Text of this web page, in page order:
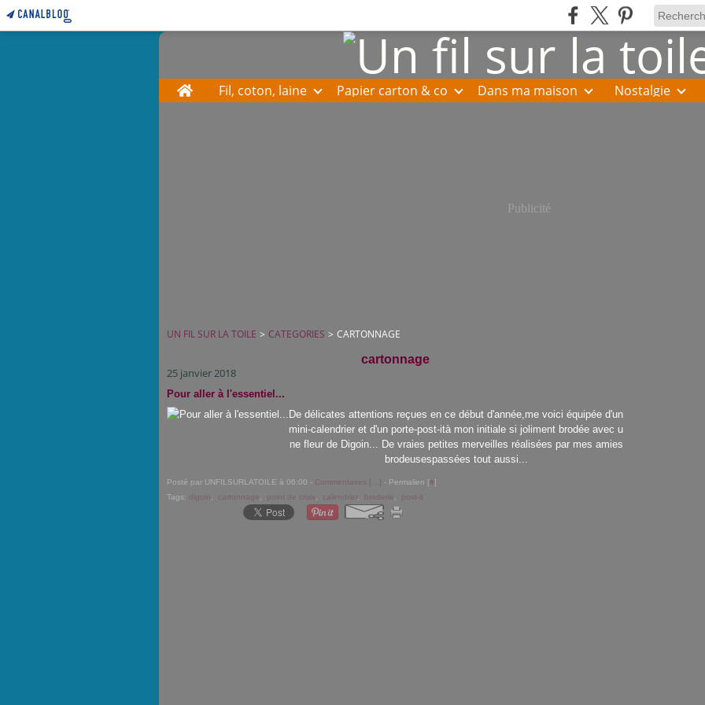
Home Fil, coton, laine Papier carton & co Dans ma maison Nostalgie
Publicité
UN FIL SUR LA TOILE > CATEGORIES > CARTONNAGE
cartonnage
25 janvier 2018
Pour aller à l'essentiel...
De délicates attentions reçues en ce début d'année,me voici équipée d'un
mini-calendrier et d'un porte-post-ità mon initiale si joliment brodée avec u
ne fleur de Digoin... De vraies petites merveilles réalisées par mes amies
brodeusespassées tout aussi...
Posté par UNFILSURLATOILE à 06:00 - Commentaires [ ] - Permalien [#]
Tags: digoin cartonnage point de croix calendrier, broderie post-it